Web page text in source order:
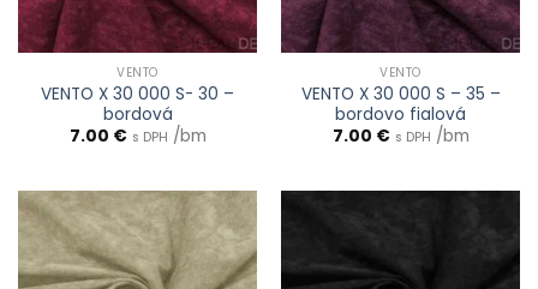
VENTO
VENTO X 30 000 S- 30 –
bordová
7.00 € s DPH /bm
VENTO
VENTO X 30 000 S – 35 –
bordovo fialová
7.00 € s DPH /bm